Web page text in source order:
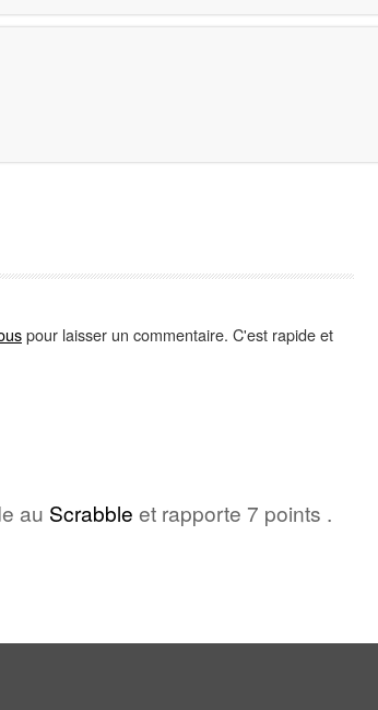
pour laisser un commentaire. C'est rapide et
au Scrabble et rapporte 7 points .